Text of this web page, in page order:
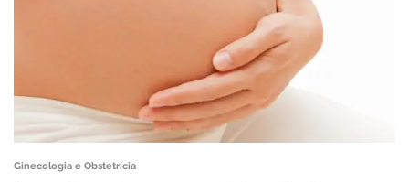
Ginecologia e Obstetrícia